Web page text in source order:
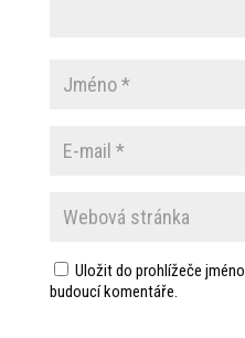
Uložit do prohlížeče
budoucí komentáře.